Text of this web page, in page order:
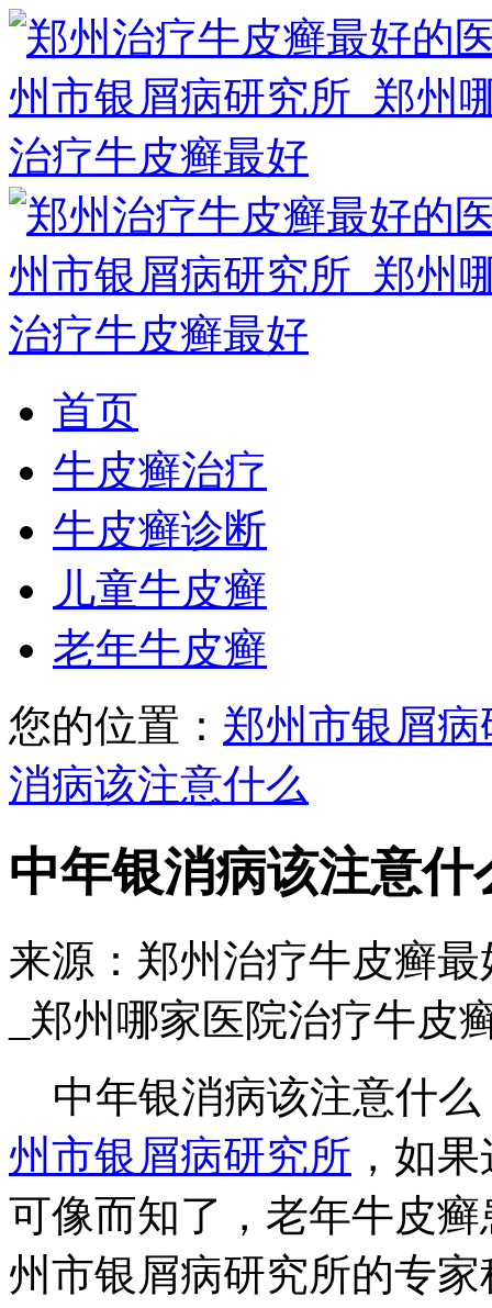
首页
牛皮癣治疗
牛皮癣诊断
儿童牛皮癣
老年牛皮癣
您的位置： 郑州市银屑病
消病该注意什么
中年银消病该注意什
来源：郑州治疗牛皮癣
_郑州哪家医院治疗牛皮
中年银消病该注意什么
州市银屑病研究所 ，如
可像而知了，老年牛皮
州市银屑病研究所的专